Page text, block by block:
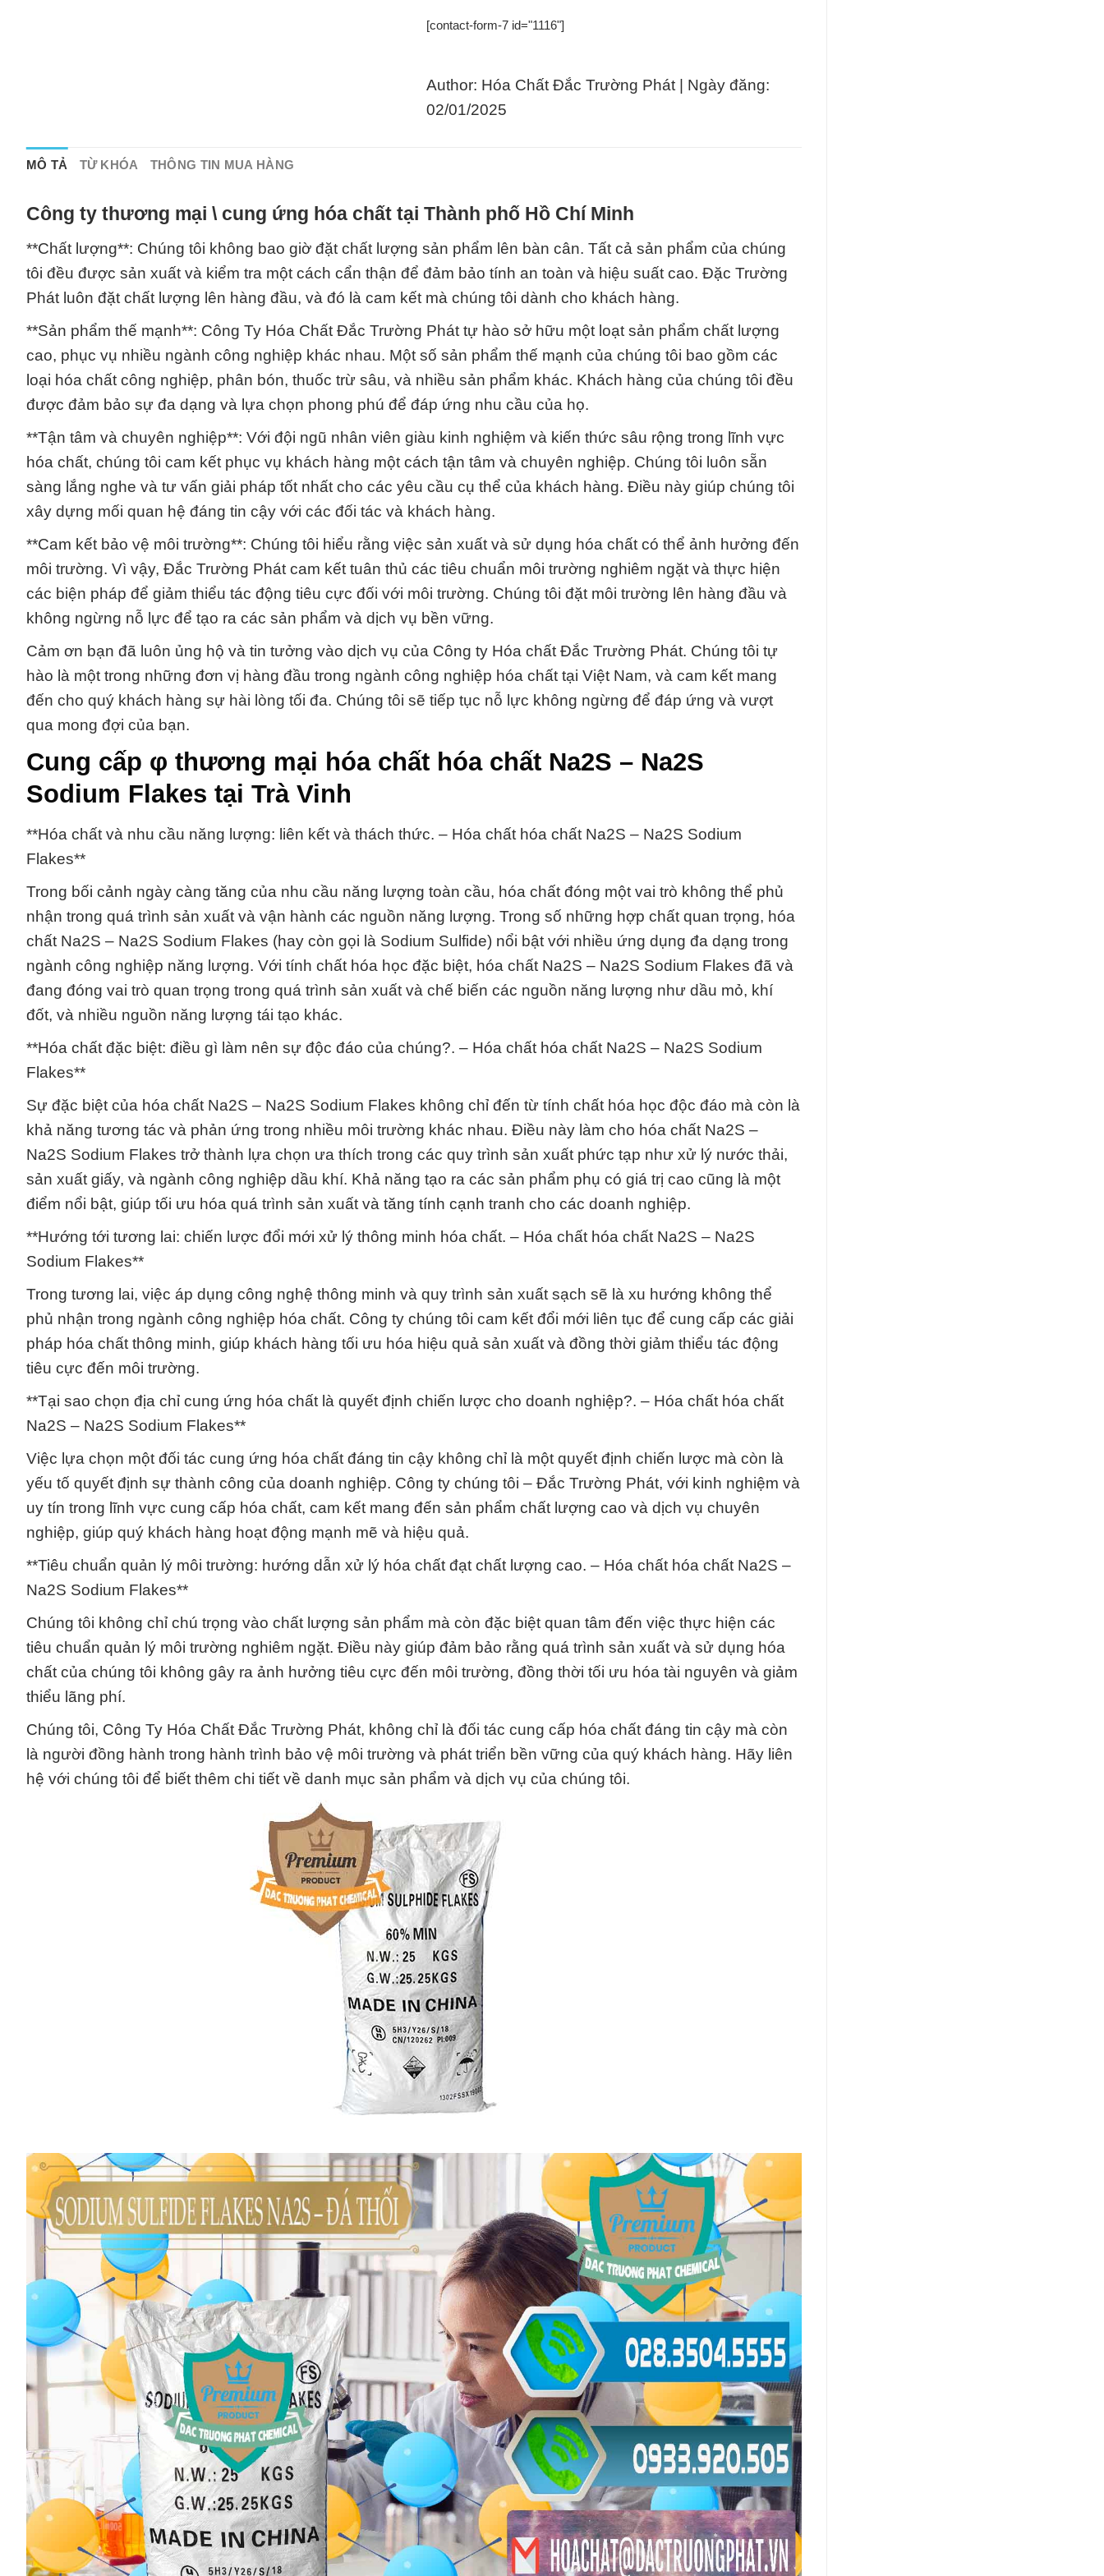
[contact-form-7 id="1116"]
Author: Hóa Chất Đắc Trường Phát | Ngày đăng:
02/01/2025
MÔ TẢ TỪ KHÓA THÔNG TIN MUA HÀNG
Công ty thương mại \ cung ứng hóa chất tại Thành phố Hồ Chí Minh
**Chất lượng**: Chúng tôi không bao giờ đặt chất lượng sản phẩm lên bàn cân. Tất cả sản phẩm của chúng
tôi đều được sản xuất và kiểm tra một cách cẩn thận để đảm bảo tính an toàn và hiệu suất cao. Đặc Trường
Phát luôn đặt chất lượng lên hàng đầu, và đó là cam kết mà chúng tôi dành cho khách hàng.
**Sản phẩm thế mạnh**: Công Ty Hóa Chất Đắc Trường Phát tự hào sở hữu một loạt sản phẩm chất lượng
cao, phục vụ nhiều ngành công nghiệp khác nhau. Một số sản phẩm thế mạnh của chúng tôi bao gồm các
loại hóa chất công nghiệp, phân bón, thuốc trừ sâu, và nhiều sản phẩm khác. Khách hàng của chúng tôi đều
được đảm bảo sự đa dạng và lựa chọn phong phú để đáp ứng nhu cầu của họ.
**Tận tâm và chuyên nghiệp**: Với đội ngũ nhân viên giàu kinh nghiệm và kiến thức sâu rộng trong lĩnh vực
hóa chất, chúng tôi cam kết phục vụ khách hàng một cách tận tâm và chuyên nghiệp. Chúng tôi luôn sẵn
sàng lắng nghe và tư vấn giải pháp tốt nhất cho các yêu cầu cụ thể của khách hàng. Điều này giúp chúng tôi
xây dựng mối quan hệ đáng tin cậy với các đối tác và khách hàng.
**Cam kết bảo vệ môi trường**: Chúng tôi hiểu rằng việc sản xuất và sử dụng hóa chất có thể ảnh hưởng đến
môi trường. Vì vậy, Đắc Trường Phát cam kết tuân thủ các tiêu chuẩn môi trường nghiêm ngặt và thực hiện
các biện pháp để giảm thiểu tác động tiêu cực đối với môi trường. Chúng tôi đặt môi trường lên hàng đầu và
không ngừng nỗ lực để tạo ra các sản phẩm và dịch vụ bền vững.
Cảm ơn bạn đã luôn ủng hộ và tin tưởng vào dịch vụ của Công ty Hóa chất Đắc Trường Phát. Chúng tôi tự
hào là một trong những đơn vị hàng đầu trong ngành công nghiệp hóa chất tại Việt Nam, và cam kết mang
đến cho quý khách hàng sự hài lòng tối đa. Chúng tôi sẽ tiếp tục nỗ lực không ngừng để đáp ứng và vượt
qua mong đợi của bạn.
Cung cấp φ thương mại hóa chất hóa chất Na2S – Na2S
Sodium Flakes tại Trà Vinh
**Hóa chất và nhu cầu năng lượng: liên kết và thách thức. – Hóa chất hóa chất Na2S – Na2S Sodium
Flakes**
Trong bối cảnh ngày càng tăng của nhu cầu năng lượng toàn cầu, hóa chất đóng một vai trò không thể phủ
nhận trong quá trình sản xuất và vận hành các nguồn năng lượng. Trong số những hợp chất quan trọng, hóa
chất Na2S – Na2S Sodium Flakes (hay còn gọi là Sodium Sulfide) nổi bật với nhiều ứng dụng đa dạng trong
ngành công nghiệp năng lượng. Với tính chất hóa học đặc biệt, hóa chất Na2S – Na2S Sodium Flakes đã và
đang đóng vai trò quan trọng trong quá trình sản xuất và chế biến các nguồn năng lượng như dầu mỏ, khí
đốt, và nhiều nguồn năng lượng tái tạo khác.
**Hóa chất đặc biệt: điều gì làm nên sự độc đáo của chúng?. – Hóa chất hóa chất Na2S – Na2S Sodium
Flakes**
Sự đặc biệt của hóa chất Na2S – Na2S Sodium Flakes không chỉ đến từ tính chất hóa học độc đáo mà còn là
khả năng tương tác và phản ứng trong nhiều môi trường khác nhau. Điều này làm cho hóa chất Na2S –
Na2S Sodium Flakes trở thành lựa chọn ưa thích trong các quy trình sản xuất phức tạp như xử lý nước thải,
sản xuất giấy, và ngành công nghiệp dầu khí. Khả năng tạo ra các sản phẩm phụ có giá trị cao cũng là một
điểm nổi bật, giúp tối ưu hóa quá trình sản xuất và tăng tính cạnh tranh cho các doanh nghiệp.
**Hướng tới tương lai: chiến lược đổi mới xử lý thông minh hóa chất. – Hóa chất hóa chất Na2S – Na2S
Sodium Flakes**
Trong tương lai, việc áp dụng công nghệ thông minh và quy trình sản xuất sạch sẽ là xu hướng không thể
phủ nhận trong ngành công nghiệp hóa chất. Công ty chúng tôi cam kết đổi mới liên tục để cung cấp các giải
pháp hóa chất thông minh, giúp khách hàng tối ưu hóa hiệu quả sản xuất và đồng thời giảm thiểu tác động
tiêu cực đến môi trường.
**Tại sao chọn địa chỉ cung ứng hóa chất là quyết định chiến lược cho doanh nghiệp?. – Hóa chất hóa chất
Na2S – Na2S Sodium Flakes**
Việc lựa chọn một đối tác cung ứng hóa chất đáng tin cậy không chỉ là một quyết định chiến lược mà còn là
yếu tố quyết định sự thành công của doanh nghiệp. Công ty chúng tôi – Đắc Trường Phát, với kinh nghiệm và
uy tín trong lĩnh vực cung cấp hóa chất, cam kết mang đến sản phẩm chất lượng cao và dịch vụ chuyên
nghiệp, giúp quý khách hàng hoạt động mạnh mẽ và hiệu quả.
**Tiêu chuẩn quản lý môi trường: hướng dẫn xử lý hóa chất đạt chất lượng cao. – Hóa chất hóa chất Na2S –
Na2S Sodium Flakes**
Chúng tôi không chỉ chú trọng vào chất lượng sản phẩm mà còn đặc biệt quan tâm đến việc thực hiện các
tiêu chuẩn quản lý môi trường nghiêm ngặt. Điều này giúp đảm bảo rằng quá trình sản xuất và sử dụng hóa
chất của chúng tôi không gây ra ảnh hưởng tiêu cực đến môi trường, đồng thời tối ưu hóa tài nguyên và giảm
thiểu lãng phí.
Chúng tôi, Công Ty Hóa Chất Đắc Trường Phát, không chỉ là đối tác cung cấp hóa chất đáng tin cậy mà còn
là người đồng hành trong hành trình bảo vệ môi trường và phát triển bền vững của quý khách hàng. Hãy liên
hệ với chúng tôi để biết thêm chi tiết về danh mục sản phẩm và dịch vụ của chúng tôi.